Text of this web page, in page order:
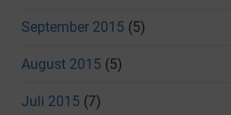
September 2015 (5)
August 2015 (5)
Juli 2015 (7)